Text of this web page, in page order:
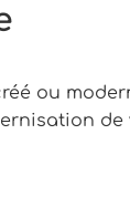
ou